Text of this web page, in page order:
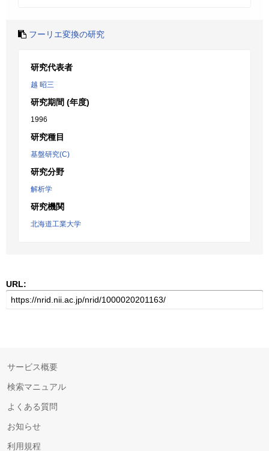
フーリエ変換の研究
研究代表者
越 昭三
研究期間 (年度)
1996
研究種目
基盤研究(C)
研究分野
解析学
研究機関
北海道工業大学
URL:
サービス概要
検索マニュアル
よくある質問
お知らせ
利用規程